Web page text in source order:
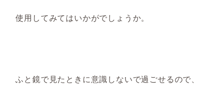
使用してみてはいかがでしょうか。
ふと鏡で見たときに意識しないで過ごせるので、